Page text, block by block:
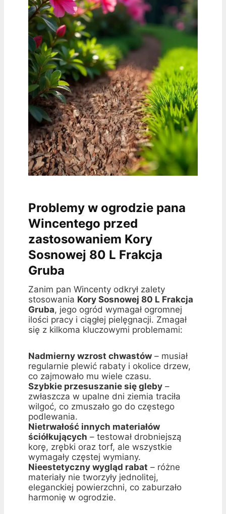
Problemy w ogrodzie pana
Wincentego przed
zastosowaniem Kory
Sosnowej 80 L Frakcja
Gruba
Zanim pan Wincenty odkrył zalety
stosowania Kory Sosnowej 80 L Frakcja
Gruba, jego ogród wymagał ogromnej
ilości pracy i ciągłej pielęgnacji. Zmagał
się z kilkoma kluczowymi problemami:
Nadmierny wzrost chwastów – musiał
regularnie plewić rabaty i okolice drzew,
co zajmowało mu wiele czasu.
Szybkie przesuszanie się gleby –
zwłaszcza w upalne dni ziemia traciła
wilgoć, co zmuszało go do częstego
podlewania.
Nietrwałość innych materiałów
ściółkujących – testował drobniejszą
korę, zrębki oraz torf, ale wszystkie
wymagały częstej wymiany.
Nieestetyczny wygląd rabat – różne
materiały nie tworzyły jednolitej,
eleganckiej powierzchni, co zaburzało
harmonię w ogrodzie.